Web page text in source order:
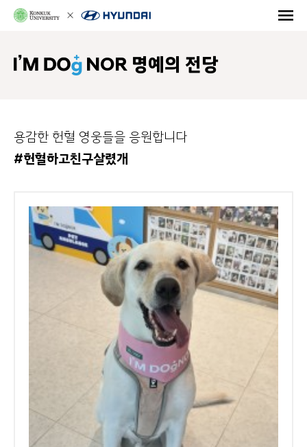
NOR 명예의 전당
용감한 헌혈 영웅들을 응원합니다
#헌혈하고친구살렸개